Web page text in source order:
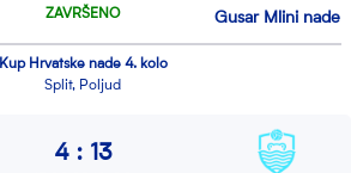
Kup Hrvatske nade 4. kolo
Split, Poljud
ZAVRŠENO
Gusar Mlini nade
4 : 13